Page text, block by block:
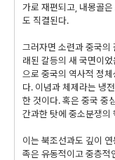
가로 재편되고, 내몽골
도 직결된다.
그러자면 소련과 중국의
래된 갈등의 새 국면이
으로 중국의 역사적 정
다. 이념과 체제라는 냉
한 것이다. 혹은 중국 중
간과한 탓에 중소분쟁의
이는 북조선과도 깊이
족은 유동적이고 중층적